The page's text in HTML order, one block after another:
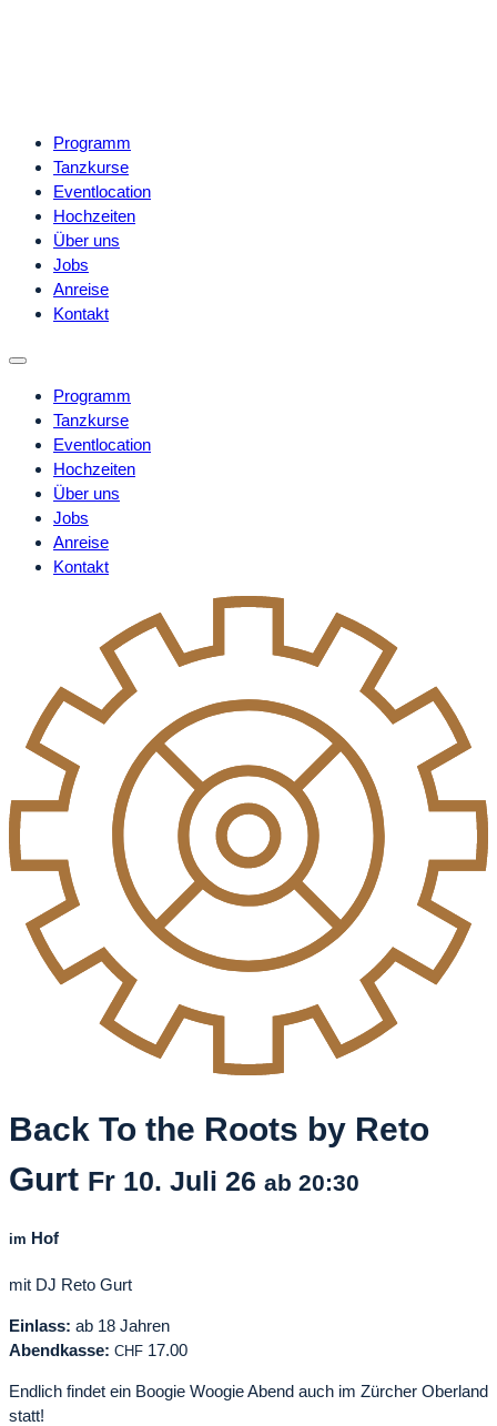
Programm
Tanzkurse
Eventlocation
Hochzeiten
Über uns
Jobs
Anreise
Kontakt
Programm
Tanzkurse
Eventlocation
Hochzeiten
Über uns
Jobs
Anreise
Kontakt
Back To the Roots by Reto
Gurt Fr 10. Juli 26 ab 20:30
im Hof
mit DJ Reto Gurt
Einlass: ab 18 Jahren
Abendkasse: CHF 17.00
Endlich findet ein Boogie Woogie Abend auch im Zürcher Oberland
statt!